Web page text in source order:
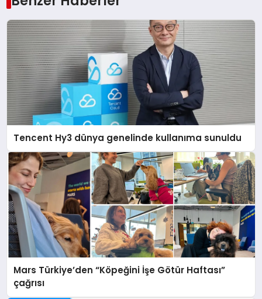
Tencent Hy3 dünya genelinde kullanıma sunuldu
Mars Türkiye’den “Köpeğini İşe Götür Haftası”
çağrısı